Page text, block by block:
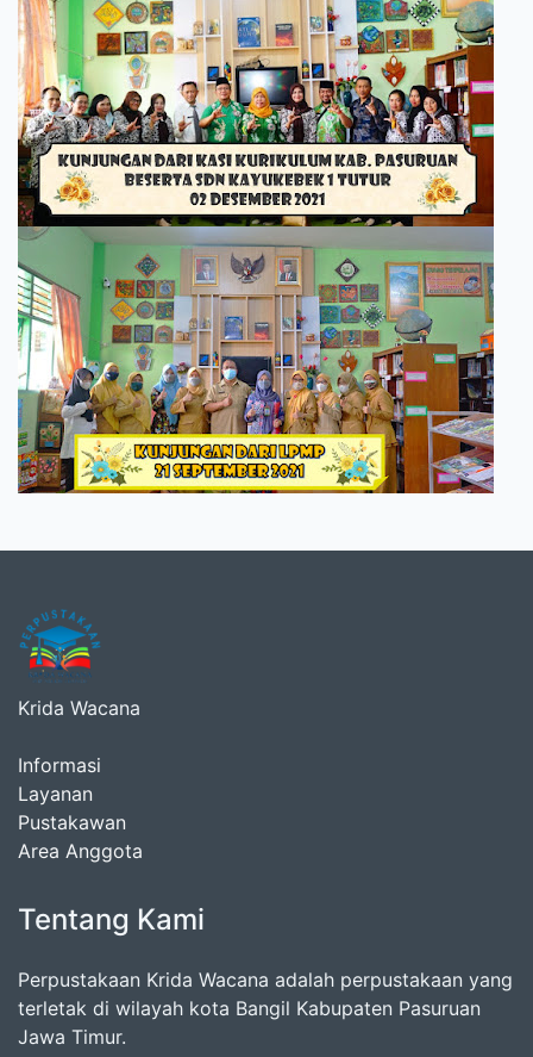
Krida Wacana
Informasi
Layanan
Pustakawan
Area Anggota
Tentang Kami
Perpustakaan Krida Wacana adalah perpustakaan yang
terletak di wilayah kota Bangil Kabupaten Pasuruan
Jawa Timur.